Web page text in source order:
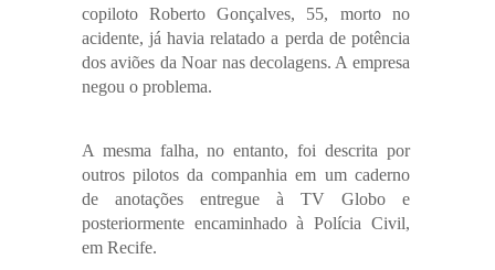
copiloto Roberto Gonçalves, 55, morto no
acidente, já havia relatado a perda de potência
dos aviões da Noar nas decolagens. A empresa
negou o problema.
A mesma falha, no entanto, foi descrita por
outros pilotos da companhia em um caderno
de anotações entregue à TV Globo e
posteriormente encaminhado à Polícia Civil,
em Recife.